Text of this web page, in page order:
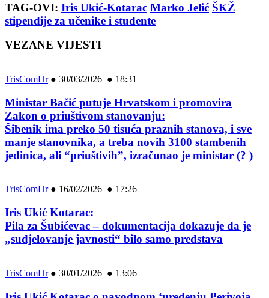
TAG-OVI: Iris Ukić-Kotarac Marko Jelić ŠKŽ
stipendije za učenike i studente
VEZANE VIJESTI
TrisComHr● 30/03/2026 ● 18:31
Ministar Bačić putuje Hrvatskom i promovira
Zakon o priuštivom stanovanju:
Šibenik ima preko 50 tisuća praznih stanova, i sve
manje stanovnika, a treba novih 3100 stambenih
jedinica, ali “priuštivih”, izračunao je ministar (? )
TrisComHr● 16/02/2026 ● 17:26
Iris Ukić Kotarac:
Pila za Šubićevac – dokumentacija dokazuje da je
„sudjelovanje javnosti“ bilo samo predstava
TrisComHr● 30/01/2026 ● 13:06